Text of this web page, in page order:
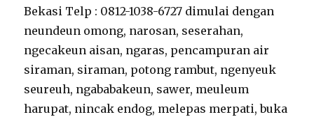
Bekasi Telp : 0812-1038-6727 dimulai dengan
neundeun omong, narosan, seserahan,
ngecakeun aisan, ngaras, pencampuran air
siraman, siraman, potong rambut, ngenyeuk
seureuh, ngababakeun, sawer, meuleum
harupat, nincak endog, melepas merpati, buka